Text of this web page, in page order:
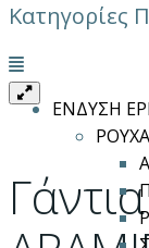
Κατηγορίες
Μενού
ΕΝΔΥΣΗ